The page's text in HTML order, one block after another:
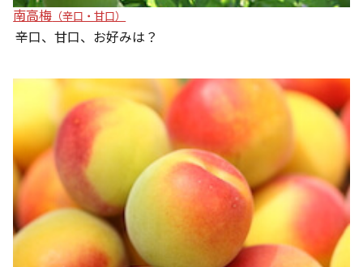
南高梅 （辛口・甘口）
辛口、甘口、お好みは？